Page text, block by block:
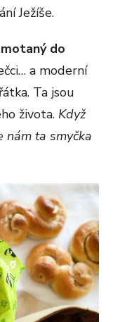
Ježíše.
do
a moderní
Ta jsou
života. Když
nám ta smyčka